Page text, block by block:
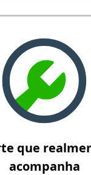
que
acompanha